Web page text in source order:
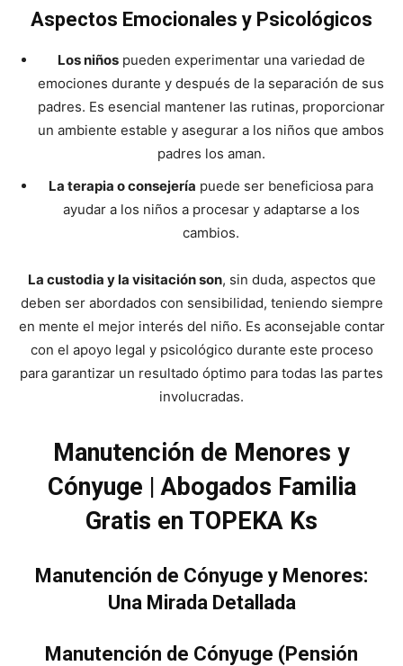
Aspectos Emocionales y Psicológicos
Los niñospueden experimentar una variedad de
emociones durante y después de la separación de sus
padres. Es esencial mantener las rutinas, proporcionar
un ambiente estable y asegurar a los niños que ambos
padres los aman.
La terapia o consejería puede ser beneficiosa para
ayudar a los niños a procesar y adaptarse a los
cambios.
La custodia y la visitación son, sin duda, aspectos que
deben ser abordados con sensibilidad, teniendo siempre
en mente el mejor interés del niño. Es aconsejable contar
con el apoyo legal y psicológico durante este proceso
para garantizar un resultado óptimo para todas las partes
involucradas.
Manutención de Menores y
Cónyuge | Abogados Familia
Gratis en TOPEKA Ks
Manutención de Cónyuge y Menores:
Una Mirada Detallada
Manutención de Cónyuge (Pensión